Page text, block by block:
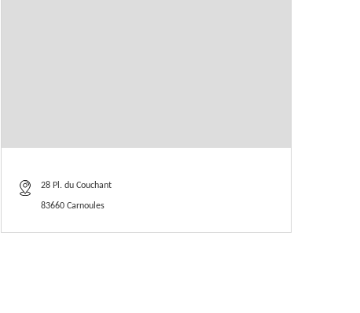
28 Pl. du Couchant
83660 Carnoules